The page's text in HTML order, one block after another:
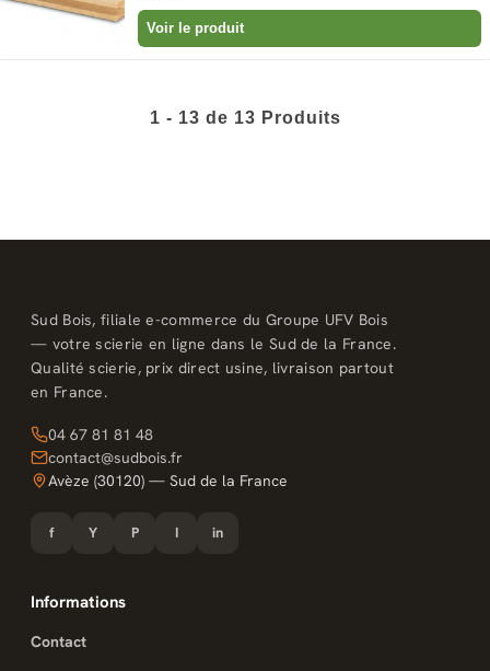
Voir le produit
1 - 13 de 13 Produits
Sud Bois, filiale e-commerce du Groupe UFV Bois
— votre scierie en ligne dans le Sud de la France.
Qualité scierie, prix direct usine, livraison partout
en France.
04 67 81 81 48
contact@sudbois.fr
Avèze (30120) — Sud de la France
f Y P I in
Informations
Contact